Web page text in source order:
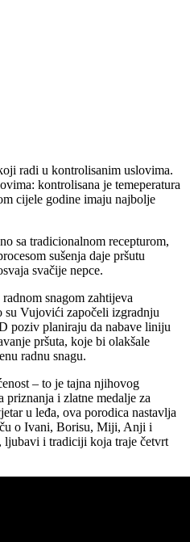
radi u kontrolisanim uslovima.
kontrolisana je temeperatura
cijele godine imaju najbolje
sa tradicionalnom recepturom,
sušenja daje pršutu
svačije nepce.
snagom zahtijeva
su Vujovići započeli izgradnju
poziv planiraju da nabave liniju
pršuta, koje bi olakšale
radnu snagu.
– to je tajna njihovog
priznanja i zlatne medalje za
u leđa, ova porodica nastavlja
o Ivani, Borisu, Miji, Anji i
ljubavi i tradiciji koja traje četvrt